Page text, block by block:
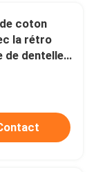
coton
la rétro
de dentelle